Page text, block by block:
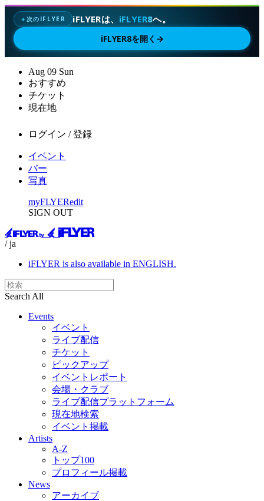
✦次のIFLYER iFLYERは、 iFLYER8へ。
iFLYER8を開く →
Aug 09 Sun
おすすめ
チケット
現在地
ログイン / 登録
イベント
バー
写真
myFLYERedit
SIGN OUT
/ ja
iFLYER is also available in ENGLISH.
Search All
Events
イベント
ライブ配信
チケット
ピックアップ
イベントレポート
会場・クラブ
ライブ配信プラットフォーム
現在地検索
イベント掲載
Artists
A-Z
トップ100
プロフィール掲載
News
アーカイブ